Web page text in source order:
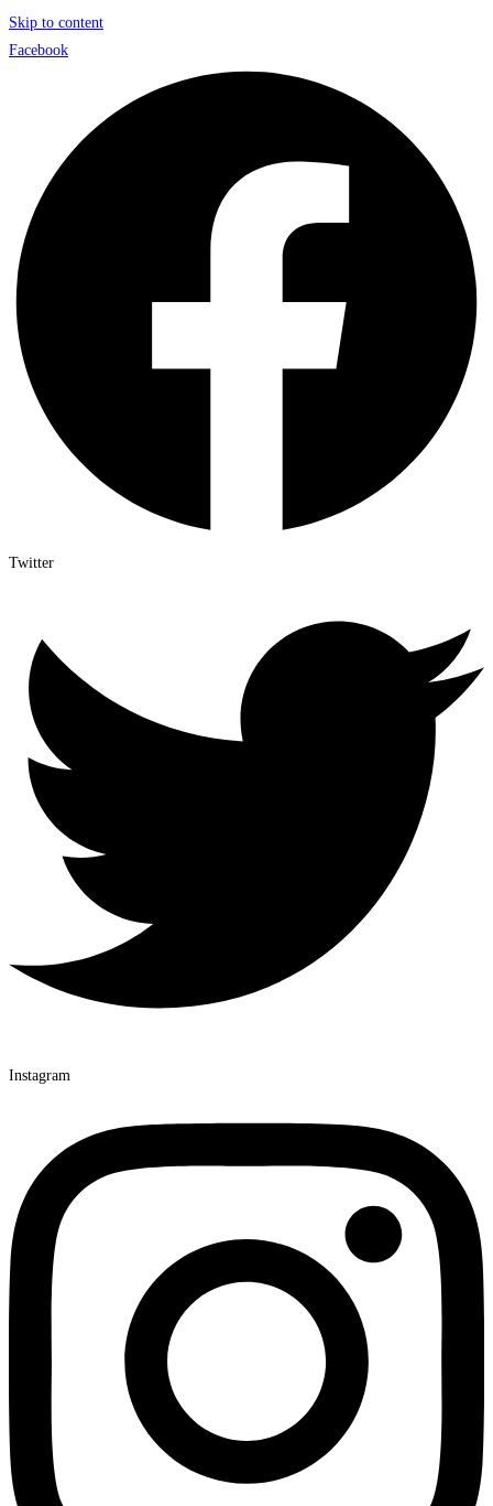
Skip to content
Facebook
Twitter
Instagram